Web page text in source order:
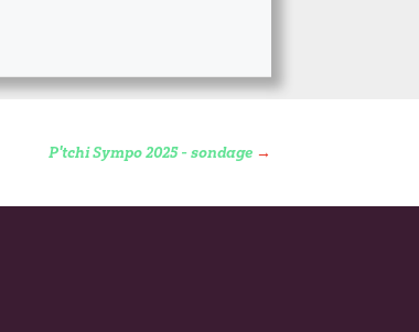
P'tchi Sympo 2025 - sondage→